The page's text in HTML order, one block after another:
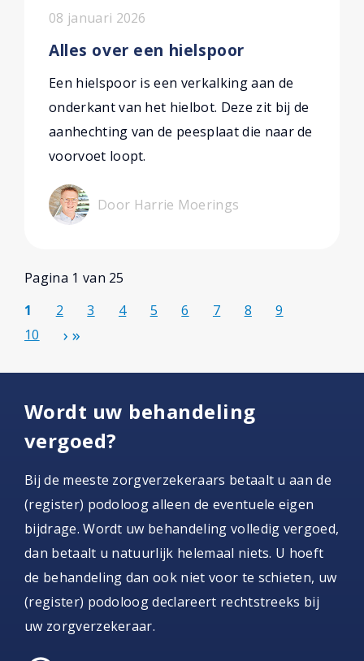
08 januari 2026
Alles over een hielspoor
Een hielspoor is een verkalking aan de
onderkant van het hielbot. Deze zit bij de
aanhechting van de peesplaat die naar de
voorvoet loopt.
Door Harrie Moerings
Pagina 1 van 25
1
2 3 4 5 6 7 8
9
10
Wordt uw behandeling
vergoed?
Bij de meeste zorgverzekeraars betaalt u aan de
(register) podoloog alleen de eventuele eigen
bijdrage. Wordt uw behandeling volledig vergoed,
dan betaalt u natuurlijk helemaal niets. U hoeft
de behandeling dan ook niet voor te schieten, uw
(register) podoloog declareert rechtstreeks bij
uw zorgverzekeraar.